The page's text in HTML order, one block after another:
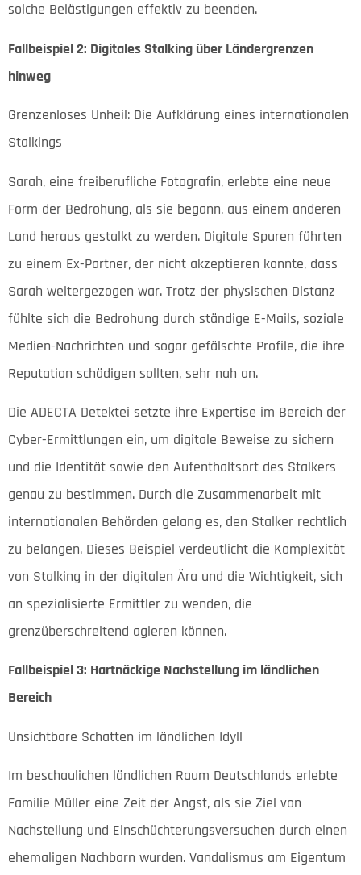
solche Belästigungen effektiv zu beenden.
Fallbeispiel 2: Digitales Stalking über Ländergrenzen
hinweg
Grenzenloses Unheil: Die Aufklärung eines internationalen
Stalkings
Sarah, eine freiberufliche Fotografin, erlebte eine neue
Form der Bedrohung, als sie begann, aus einem anderen
Land heraus gestalkt zu werden. Digitale Spuren führten
zu einem Ex-Partner, der nicht akzeptieren konnte, dass
Sarah weitergezogen war. Trotz der physischen Distanz
fühlte sich die Bedrohung durch ständige E-Mails, soziale
Medien-Nachrichten und sogar gefälschte Profile, die ihre
Reputation schädigen sollten, sehr nah an.
Die ADECTA Detektei setzte ihre Expertise im Bereich der
Cyber-Ermittlungen ein, um digitale Beweise zu sichern
und die Identität sowie den Aufenthaltsort des Stalkers
genau zu bestimmen. Durch die Zusammenarbeit mit
internationalen Behörden gelang es, den Stalker rechtlich
zu belangen. Dieses Beispiel verdeutlicht die Komplexität
von Stalking in der digitalen Ära und die Wichtigkeit, sich
an spezialisierte Ermittler zu wenden, die
grenzüberschreitend agieren können.
Fallbeispiel 3: Hartnäckige Nachstellung im ländlichen
Bereich
Unsichtbare Schatten im ländlichen Idyll
Im beschaulichen ländlichen Raum Deutschlands erlebte
Familie Müller eine Zeit der Angst, als sie Ziel von
Nachstellung und Einschüchterungsversuchen durch einen
ehemaligen Nachbarn wurden. Vandalismus am Eigentum